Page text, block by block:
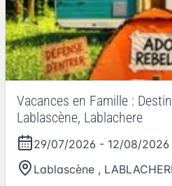
Vacances en Famille :
Lablascène, Lablachere
29/07/2026 - 12/08/2026
Lablascène ,